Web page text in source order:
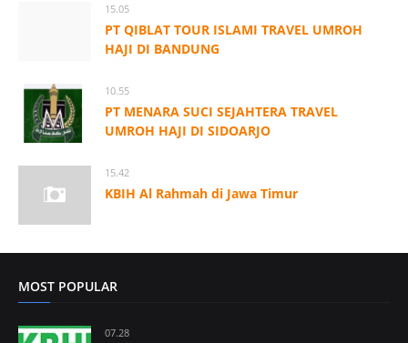
15.05
PT QIBLAT TOUR ISLAMI TRAVEL UMROH
HAJI DI BANDUNG
10.55
PT MENARA SUCI SEJAHTERA TRAVEL
UMROH HAJI DI SIDOARJO
15.42
KBIH Al Rahmah di Jawa Timur
MOST POPULAR
07.28